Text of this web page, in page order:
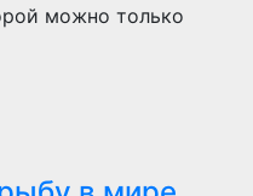
можно только